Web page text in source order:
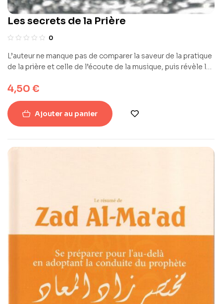
Les secrets de la Prière
0
L’auteur ne manque pas de comparer la saveur de la pratique
de la prière et celle de l’écoute de la musique, puis révèle les
4,50 €
Ajouter au panier